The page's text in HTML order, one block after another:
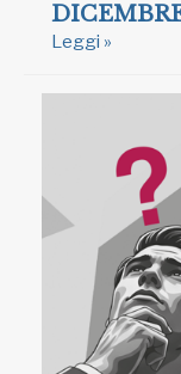
Leggi »